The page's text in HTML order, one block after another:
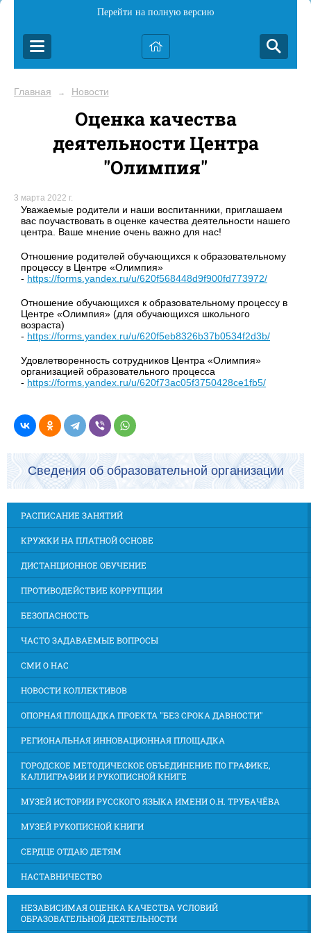
Перейти на полную версию
Главная → Новости
Оценка качества
деятельности Центра
"Олимпия"
3 марта 2022 г.
Уважаемые родители и наши воспитанники, приглашаем
вас поучаствовать в оценке качества деятельности нашего
центра. Ваше мнение очень важно для нас!
Отношение родителей обучающихся к образовательному
процессу в Центре «Олимпия»
- https://forms.yandex.ru/u/620f568448d9f900fd773972/
Отношение обучающихся к образовательному процессу в
Центре «Олимпия» (для обучающихся школьного
возраста)
- https://forms.yandex.ru/u/620f5eb8326b37b0534f2d3b/
Удовлетворенность сотрудников Центра «Олимпия»
организацией образовательного процесса
- https://forms.yandex.ru/u/620f73ac05f3750428ce1fb5/
Сведения об образовательной организации
РАСПИСАНИЕ ЗАНЯТИЙ
КРУЖКИ НА ПЛАТНОЙ ОСНОВЕ
ДИСТАНЦИОННОЕ ОБУЧЕНИЕ
ПРОТИВОДЕЙСТВИЕ КОРРУПЦИИ
БЕЗОПАСНОСТЬ
ЧАСТО ЗАДАВАЕМЫЕ ВОПРОСЫ
СМИ О НАС
НОВОСТИ КОЛЛЕКТИВОВ
ОПОРНАЯ ПЛОЩАДКА ПРОЕКТА "БЕЗ СРОКА ДАВНОСТИ"
РЕГИОНАЛЬНАЯ ИННОВАЦИОННАЯ ПЛОЩАДКА
ГОРОДСКОЕ МЕТОДИЧЕСКОЕ ОБЪЕДИНЕНИЕ ПО ГРАФИКЕ,
КАЛЛИГРАФИИ И РУКОПИСНОЙ КНИГЕ
МУЗЕЙ ИСТОРИИ РУССКОГО ЯЗЫКА ИМЕНИ О.Н. ТРУБАЧЁВА
МУЗЕЙ РУКОПИСНОЙ КНИГИ
СЕРДЦЕ ОТДАЮ ДЕТЯМ
НАСТАВНИЧЕСТВО
НЕЗАВИСИМАЯ ОЦЕНКА КАЧЕСТВА УСЛОВИЙ
ОБРАЗОВАТЕЛЬНОЙ ДЕЯТЕЛЬНОСТИ